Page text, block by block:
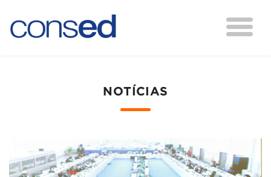
NOTÍCIAS